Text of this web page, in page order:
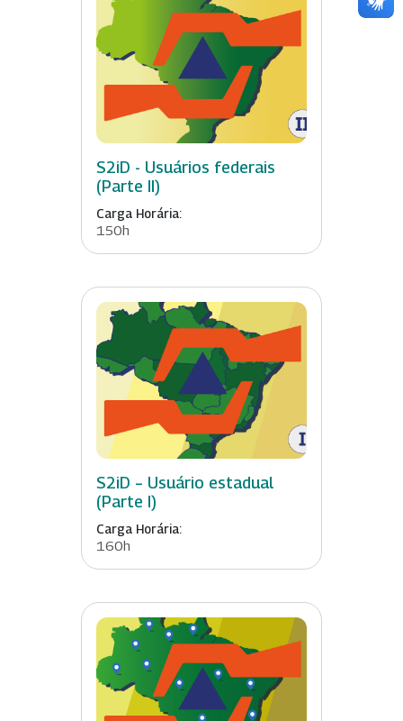
S2iD - Usuários federais
(Parte II)
Carga Horária:
150h
S2iD – Usuário estadual
(Parte I)
Carga Horária:
160h